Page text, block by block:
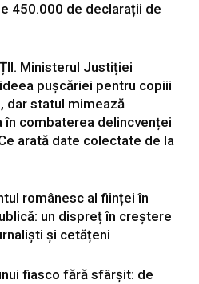
450.000 de declarații de
Ministerul Justiției
pușcăriei pentru copiii
dar statul mimează
în combaterea delincvenței
arată date colectate de la
românesc al ființei în
un dispreț în creștere
și cetățeni
fiasco fără sfârșit: de